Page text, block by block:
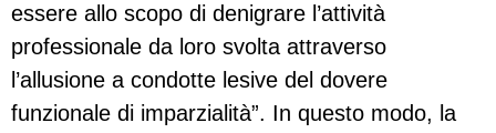
essere allo scopo di denigrare l’attività
professionale da loro svolta attraverso
l’allusione a condotte lesive del dovere
funzionale di imparzialità”. In questo modo, la